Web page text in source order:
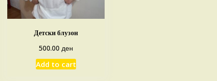
Детски блузон
500.00 ден
Add to cart